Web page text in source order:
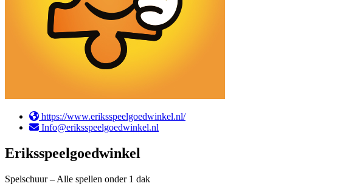
https://www.eriksspeelgoedwinkel.nl/
Info@eriksspeelgoedwinkel.nl
Eriksspeelgoedwinkel
Spelschuur – Alle spellen onder 1 dak